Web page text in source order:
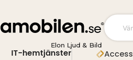
Elon Ljud & Bild
IT-hemtjänster Access